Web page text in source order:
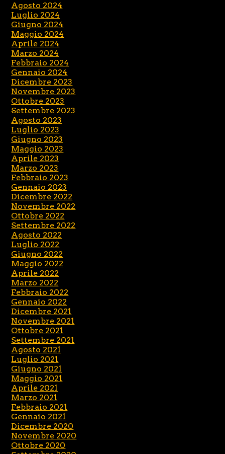
Agosto 2024
Luglio 2024
Giugno 2024
Maggio 2024
Aprile 2024
Marzo 2024
Febbraio 2024
Gennaio 2024
Dicembre 2023
Novembre 2023
Ottobre 2023
Settembre 2023
Agosto 2023
Luglio 2023
Giugno 2023
Maggio 2023
Aprile 2023
Marzo 2023
Febbraio 2023
Gennaio 2023
Dicembre 2022
Novembre 2022
Ottobre 2022
Settembre 2022
Agosto 2022
Luglio 2022
Giugno 2022
Maggio 2022
Aprile 2022
Marzo 2022
Febbraio 2022
Gennaio 2022
Dicembre 2021
Novembre 2021
Ottobre 2021
Settembre 2021
Agosto 2021
Luglio 2021
Giugno 2021
Maggio 2021
Aprile 2021
Marzo 2021
Febbraio 2021
Gennaio 2021
Dicembre 2020
Novembre 2020
Ottobre 2020